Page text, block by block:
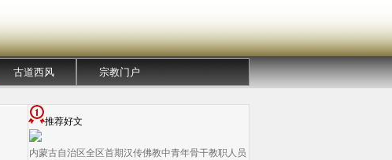
古道西风 宗教门户
推荐好文
内蒙古自治区全区首期汉传佛教中青年骨干教职人员